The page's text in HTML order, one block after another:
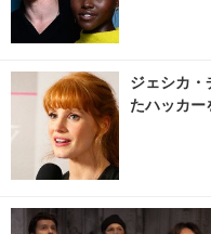
ジェシカ・
たハッカー